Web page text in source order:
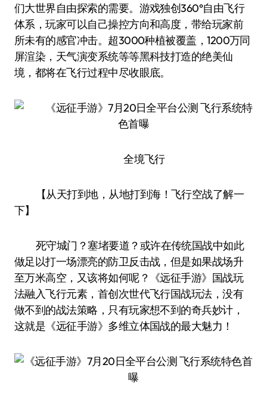
们大世界自由探索的需要。游戏独创360°自由飞行
体系，玩家可以自己操控方向和高度，带给玩家前
所未有的感官冲击。超3000种植被覆盖，1200万同
屏渲染，天气演变系统等等黑科技打造的绝美仙
境，都将在飞行过程中尽收眼底。
全境飞行
【从天打到地，从地打到海！飞行空战了解一
下】
死守城门？塞堵要道？或许在传统国战中如此
做足以打一场漂亮的防卫反击战，但是如果战场升
至万米高空，又该将如何呢？《远征手游》国战玩
法融入飞行元素，首创次世代飞行国战玩法，没有
做不到的战法策略，只有玩家想不到的奇兵妙计，
这就是《远征手游》多维立体国战的最大魅力！